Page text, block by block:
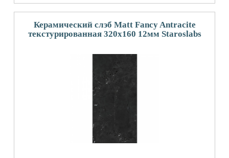
Керамический слэб Matt Fancy Antracite
текстурированная 320x160 12мм Staroslabs